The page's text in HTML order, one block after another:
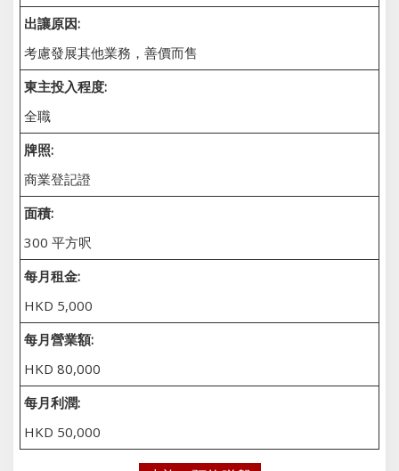
出讓原因:
考慮發展其他業務，善價而售
東主投入程度:
全職
牌照:
商業登記證
面積:
300 平方呎
每月租金:
HKD 5,000
每月營業額:
HKD 80,000
每月利潤:
HKD 50,000